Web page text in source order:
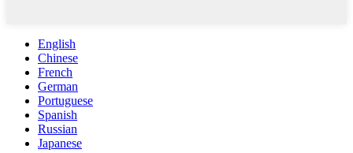
English
Chinese
French
German
Portuguese
Spanish
Russian
Japanese